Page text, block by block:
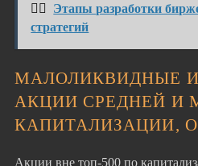
👉🏻
Этапы разработки
стратегий
МАЛОЛИКВИДНЫЕ
АКЦИИ СРЕДНЕЙ И
КАПИТАЛИЗАЦИИ,
Акции вне топ-500 по